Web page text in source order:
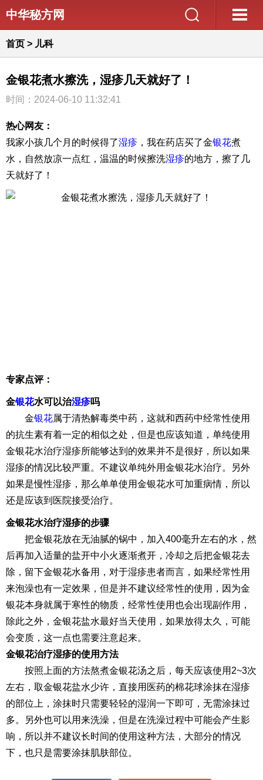
中华秘方网
首页 > 儿科
金银花煮水擦洗，湿疹几天就好了！
时间：2024-06-10 11:32:41
热心网友：
我家小孩几个月的时候得了湿疹 ，我在药店买了金银花煮
水，自然放凉一点红，温温的时候擦洗湿疹的地方，擦了几
天就好了！
专家点评：
金银花水可以治湿疹吗
金银花属于清热解毒类中药，这就和西药中经常性使用
的抗生素有着一定的相似之处，但是也应该知道，单纯使用
金银花水治疗湿疹所能够达到的效果并不是很好，所以如果
湿疹的情况比较严重。不建议单纯外用金银花水治疗。另外
如果是慢性湿疹，那么单单使用金银花水可加重病情，所以
还是应该到医院接受治疗。
金银花水治疗湿疹的步骤
把金银花放在无油腻的锅中，加入400毫升左右的水，然
后再加入适量的盐开中小火逐渐煮开，冷却之后把金银花去
除，留下金银花水备用，对于湿疹患者而言，如果经常性用
来泡澡也有一定效果，但是并不建议经常性的使用，因为金
银花本身就属于寒性的物质，经常性使用也会出现副作用，
除此之外，金银花盐水最好当天使用，如果放得太久，可能
会变质，这一点也需要注意起来。
金银花治疗湿疹的使用方法
按照上面的方法熬煮金银花汤之后，每天应该使用2~3次
左右，取金银花盐水少许，直接用医药的棉花球涂抹在湿疹
的部位上，涂抹时只需要轻轻的湿润一下即可，无需涂抹过
多。另外也可以用来洗澡，但是在洗澡过程中可能会产生影
响，所以并不建议长时间的使用这种方法，大部分的情况
下，也只是需要涂抹肌肤部位。